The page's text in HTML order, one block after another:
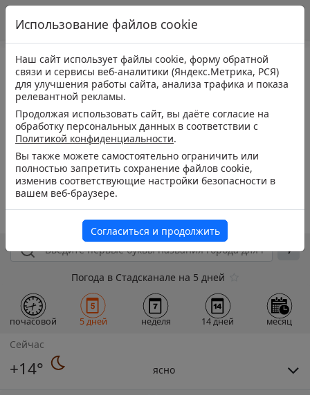
Погода в Стадсканале на 5 дней
почасовой 5 дней неделя 14 дней месяц
Сейчас
+14° ясно
Использование файлов cookie
Наш сайт использует файлы cookie, форму обратной
связи и сервисы веб-аналитики (Яндекс.Метрика, РСЯ)
для улучшения работы сайта, анализа трафика и показа
релевантной рекламы.
Продолжая использовать сайт, вы даёте согласие на
обработку персональных данных в соответствии с
Политикой конфиденциальности.
Вы также можете самостоятельно ограничить или
полностью запретить сохранение файлов cookie,
изменив соответствующие настройки безопасности в
вашем веб-браузере.
Согласиться и продолжить